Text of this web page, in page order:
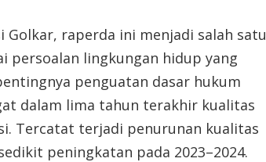
Golkar, raperda ini menjadi salah satu
persoalan lingkungan hidup yang
penguatan dasar hukum
dalam lima tahun terakhir kualitas
Tercatat terjadi penurunan kualitas
peningkatan pada 2023–2024.